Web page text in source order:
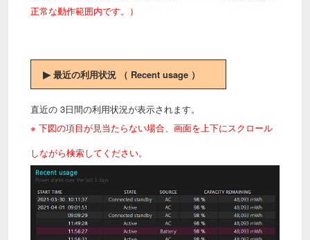
正常な動作範囲内です。）
▶最近の利用状況 （ Recent usage ）
直近の 3日間の利用状況が表示されます。
※ 下図の項目が見当たらない場合、画面を上下にスクロール
しながら検索してください。